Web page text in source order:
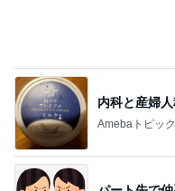
パート先で
Amebaトピッ